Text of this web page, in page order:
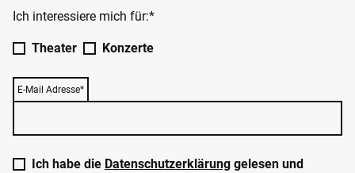
Ich interessiere mich für:*
Theater Konzerte
E-Mail Adresse*
Ich habe die Datenschutzerklärung gelesen und